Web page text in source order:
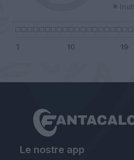
Le nostre app